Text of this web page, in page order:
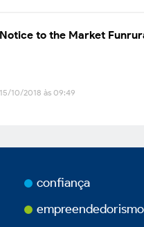
to the Market
10/2018 às 09:49
confiança
empreendedorismo